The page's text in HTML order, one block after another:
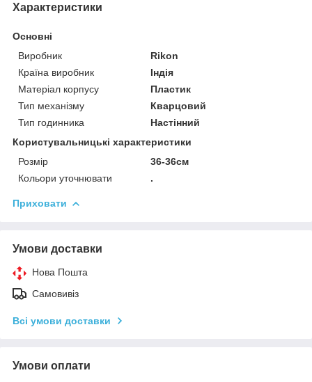
Характеристики
Основні
Виробник
Rikon
Країна виробник
Індія
Матеріал корпусу
Пластик
Тип механізму
Кварцовий
Тип годинника
Настінний
Користувальницькі характеристики
Розмір
36-36см
Кольори уточнювати
.
Приховати
Умови доставки
Нова Пошта
Самовивіз
Всі умови доставки
Умови оплати